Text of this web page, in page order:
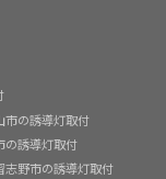
市の誘導灯取付
の誘導灯取付
志野市の誘導灯取付